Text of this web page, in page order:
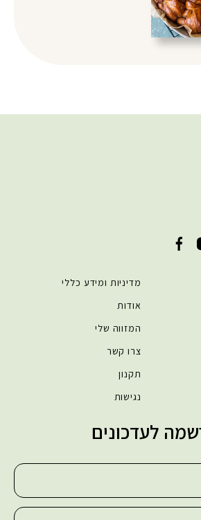
מדיניות ומידע כללי
אודות
המזווה שלי
צרו קשר
תקנון
נגישות
לעדכונים